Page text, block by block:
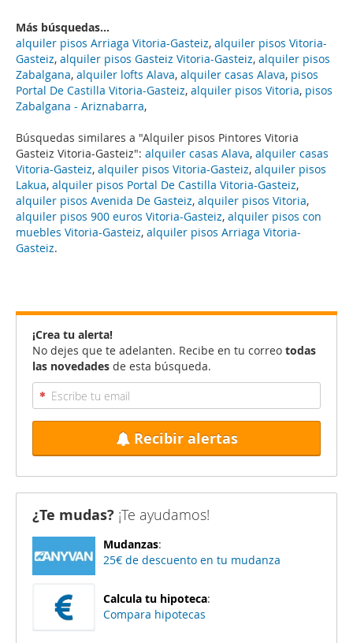
Búsquedas similares a "Alquiler pisos Pintores Vitoria
Gasteiz Vitoria-Gasteiz": alquiler casas Alava, alquiler casas
Vitoria-Gasteiz, alquiler pisos Vitoria-Gasteiz, alquiler pisos
Lakua, alquiler pisos Portal De Castilla Vitoria-Gasteiz,
alquiler pisos Avenida De Gasteiz, alquiler pisos Vitoria,
alquiler pisos 900 euros Vitoria-Gasteiz, alquiler pisos con
muebles Vitoria-Gasteiz, alquiler pisos Arriaga Vitoria-
Gasteiz.
Más búsquedas...
alquiler pisos Arriaga Vitoria-Gasteiz, alquiler pisos Vitoria-
Gasteiz, alquiler pisos Gasteiz Vitoria-Gasteiz, alquiler pisos
Zabalgana, alquiler lofts Alava, alquiler casas Alava, pisos
Portal De Castilla Vitoria-Gasteiz, alquiler pisos Vitoria, pisos
Zabalgana - Ariznabarra,
¡Crea tu alerta!
No dejes que te adelanten. Recibe en tu correo todas
las novedades de esta búsqueda.
Recibir alertas
¿Te mudas? ¡Te ayudamos!
Mudanzas:
25€ de descuento en tu mudanza
Calcula tu hipoteca:
Compara hipotecas